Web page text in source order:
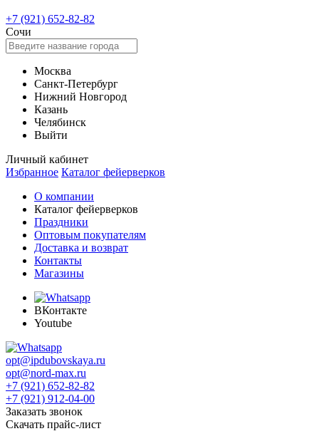
+7 (921) 652-82-82
Сочи
Москва
Санкт-Петербург
Нижний Новгород
Казань
Челябинск
Выйти
Личный кабинет
Избранное Каталог фейерверков
О компании
Каталог фейерверков
Праздники
Оптовым покупателям
Доставка и возврат
Контакты
Магазины
ВКонтакте
Youtube
opt@ipdubovskaya.ru
opt@nord-max.ru
+7 (921) 652-82-82
+7 (921) 912-04-00
Заказать звонок
Скачать прайс-лист